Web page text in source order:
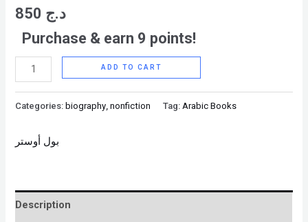
د.ج
Purchase & earn 9 points!
ADD TO CART
Categories: biography ,nonfiction Tag: Arabic Books
بول أوستر
Description